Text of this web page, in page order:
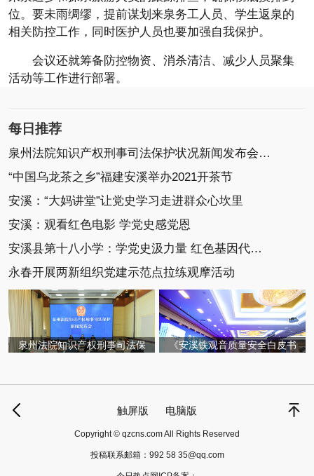
位。要未雨绸缪，提前谋划来泉务工人员、学生返泉的
相关防控工作，同时医护人员也要加强自我保护。
会议还就筹备防控物资、消杀清洁、减少人员聚集
活动等工作进行部署。
每日推荐
泉州法院知识产权刑事司法保护状况新闻发布会召开
“中国乌龙茶之乡”福建安溪举办2021开茶节
安溪：“大妈讲堂”让党史学习走进群众心坎里
安溪：观看红色电影 学党史感党恩
安溪县第十八小学：学党史汲力量 红色基因代代传
永春开展两新组织党建示范点拉练观摩活动
泉州法院知识产权刑事司法保 《安溪铁观音质量安全白皮书
触屏版 电脑版
Copyright © qzcns.com All Rights Reserved
投稿联系邮箱： 992 58 35@qq.com